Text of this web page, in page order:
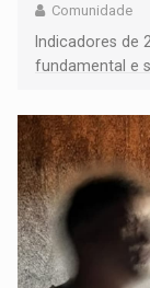
Comunidade
Indicadores de
fundamental e